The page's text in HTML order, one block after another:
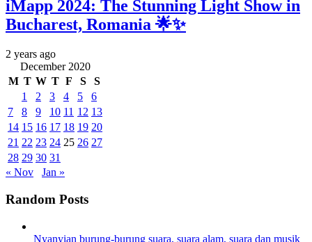
iMapp 2024: The Stunning Light Show in
Bucharest, Romania 🌟✨
2 years ago
December 2020
M T W T F S
S
1
2 3 4 5
6
7
8 9 10 11 12 13
14 15 16 17 18 19 20
21 22 23 24 25 26 27
28 29 30 31
« Nov
Jan »
Random Posts
Nyanyian burung-burung suara, suara alam, suara dan musik